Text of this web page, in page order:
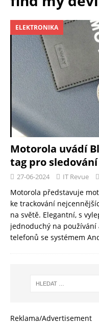
ELEKTRONIKA
Motorola uvádí
tag pro
27-06-2024 IT Revue
Motorola představuje
ke trackování
na světě. Elegantní, s
jednoduchý na
telefonů se systémem
Reklama/Advertisement